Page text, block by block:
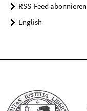
RSS-Feed abonnieren
English